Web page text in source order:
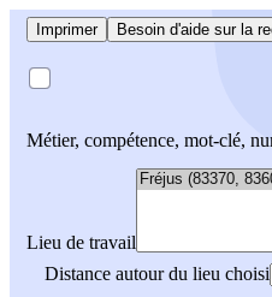
Imprimer Besoin d'aide sur la
Métier, compétence, mot-clé,
Lieu de travail
Distance autour du lieu choisi